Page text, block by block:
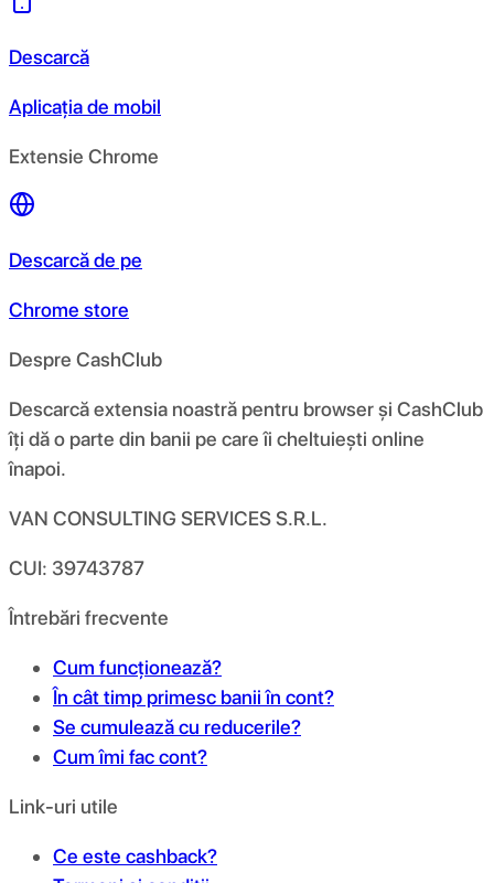
Descarcă
Aplicația de mobil
Extensie Chrome
Descarcă de pe
Chrome store
Despre CashClub
Descarcă extensia noastră pentru browser și CashClub
îți dă o parte din banii pe care îi cheltuiești online
înapoi.
VAN CONSULTING SERVICES S.R.L.
CUI: 39743787
Întrebări frecvente
Cum funcționează?
În cât timp primesc banii în cont?
Se cumulează cu reducerile?
Cum îmi fac cont?
Link-uri utile
Ce este cashback?